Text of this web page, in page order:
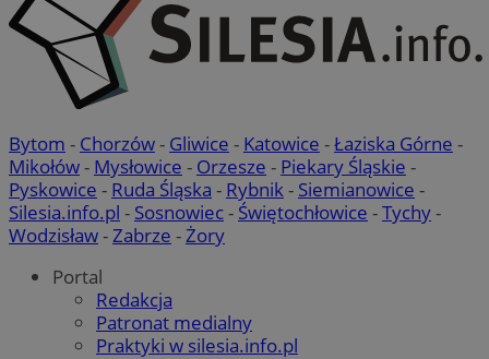
Bytom - Chorzów- Gliwice - Katowice -Łaziska Górne -
Mikołów- Mysłowice - Orzesze - Piekary Śląskie -
Pyskowice - Ruda Śląska - Rybnik- Siemianowice -
Silesia.info.pl - Sosnowiec- Świętochłowice -Tychy-
Wodzisław-Zabrze -Żory
Portal
Redakcja
Patronat medialny
Praktyki w silesia.info.pl